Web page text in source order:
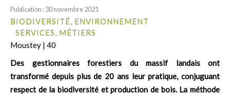
Publication : 30 novembre 2021
BIODIVERSITÉ, ENVIRONNEMENT
SERVICES, MÉTIERS
Moustey | 40
Des gestionnaires forestiers du massif landais ont
transformé depuis plus de 20 ans leur pratique, conjuguant
respect de la biodiversité et production de bois. La méthode